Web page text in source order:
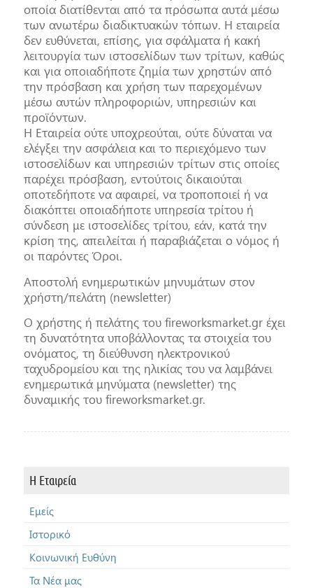
οποία διατίθενται από τα πρόσωπα αυτά μέσω
των ανωτέρω διαδικτυακών τόπων. Η εταιρεία
δεν ευθύνεται, επίσης, για σφάλματα ή κακή
λειτουργία των ιστοσελίδων των τρίτων, καθώς
και για οποιαδήποτε ζημία των χρηστών από
την πρόσβαση και χρήση των παρεχομένων
μέσω αυτών πληροφοριών, υπηρεσιών και
προϊόντων.
Η Εταιρεία ούτε υποχρεούται, ούτε δύναται να
ελέγξει την ασφάλεια και το περιεχόμενο των
ιστοσελίδων και υπηρεσιών τρίτων στις οποίες
παρέχει πρόσβαση, εντούτοις δικαιούται
οποτεδήποτε να αφαιρεί, να τροποποιεί ή να
διακόπτει οποιαδήποτε υπηρεσία τρίτου ή
σύνδεση με ιστοσελίδες τρίτου, εάν, κατά την
κρίση της, απειλείται ή παραβιάζεται ο νόμος ή
οι παρόντες Όροι.
Αποστολή ενημερωτικών μηνυμάτων στον
χρήστη/πελάτη (newsletter)
O χρήστης ή πελάτης του fireworksmarket.gr έχει
τη δυνατότητα υποβάλλοντας τα στοιχεία του
ονόματος, τη διεύθυνση ηλεκτρονικού
ταχυδρομείου και της ηλικίας του να λαμβάνει
ενημερωτικά μηνύματα (newsletter) της
δυναμικής του fireworksmarket.gr.
Η Εταιρεία
Εμείς
Ιστορικό
Κοινωνική Ευθύνη
Τα Νέα μας